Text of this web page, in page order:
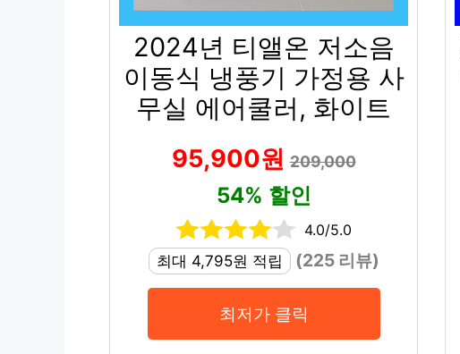
2024년 티앨온 저소음
이동식 냉풍기 가정용 사
무실 에어쿨러, 화이트
95,900원209,000
54% 할인
4.0/5.0
최대 4,795원 적립
(225 리뷰)
최저가 클릭